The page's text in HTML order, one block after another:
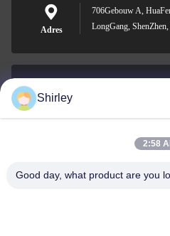
Adres
706Gebouw A,
LongGang,
0086-18148506772
Shirley
2:58
Good day, what product are you